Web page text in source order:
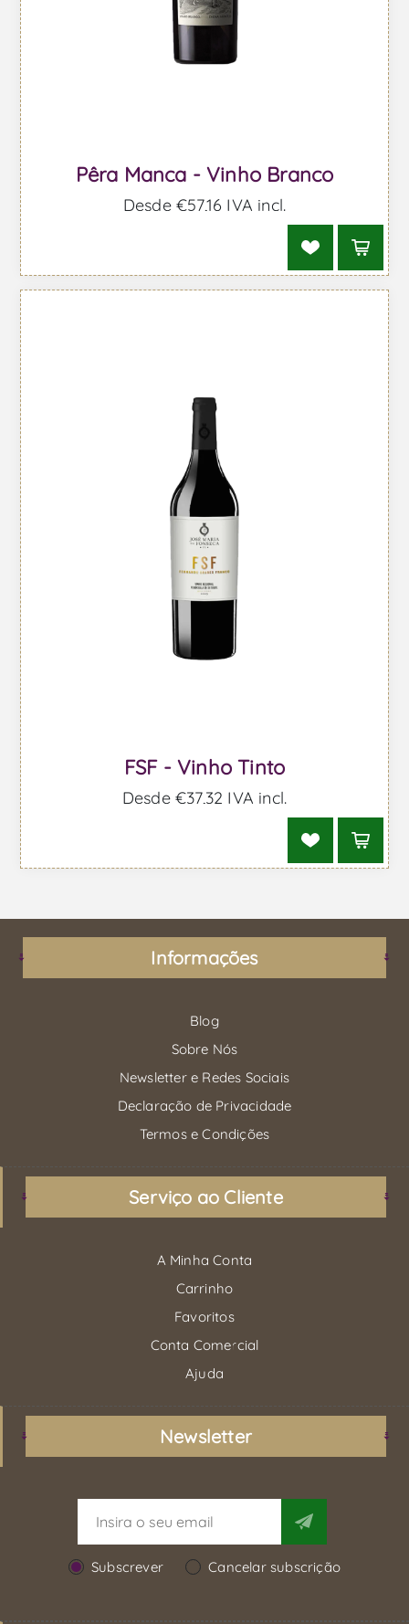
Pêra Manca - Vinho Branco
Desde €57,16 IVA incl.
FSF - Vinho Tinto
Desde €37,32 IVA incl.
Informações
Blog
Sobre Nós
Newsletter e Redes Sociais
Declaração de Privacidade
Termos e Condições
Serviço ao Cliente
A Minha Conta
Carrinho
Favoritos
Conta Comercial
Ajuda
Newsletter
Subscrever Cancelar subscrição